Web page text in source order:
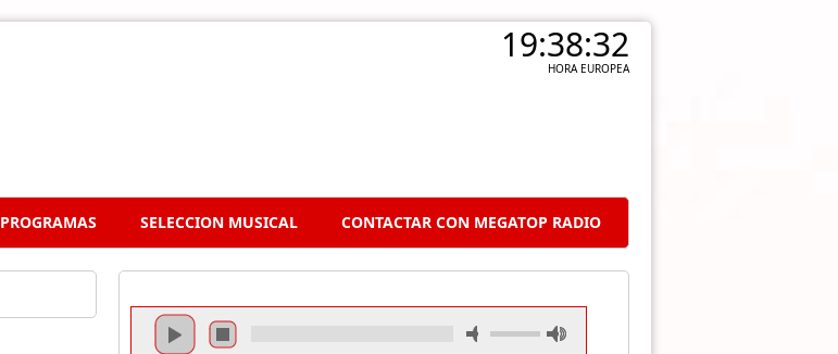
19:38:33
HORA EUROPEA
PROGRAMAS SELECCION MUSICAL CONTACTAR CON MEGATOP RADIO